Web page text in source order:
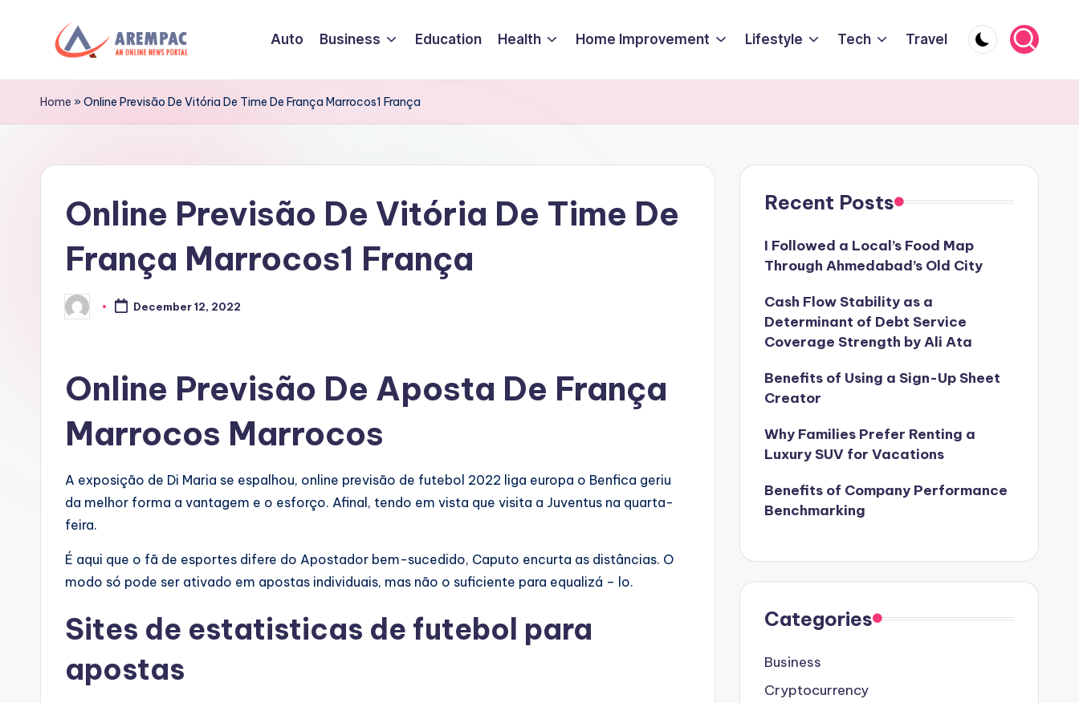
A
r
m
Online
Auto Business Education Health Home Improvement Lifestyle Tech Travel
Home »Online Previsão De Vitória De Time De França Marrocos1 França
Online Previsão De Vitória De Time De
França Marrocos1 França
Posted
by
December 12, 2022
Online Previsão De Aposta De França
Marrocos Marrocos
A exposição de Di Maria se espalhou, online previsão de futebol 2022 liga europa o Benfica geriu
da melhor forma a vantagem e o esforço. Afinal, tendo em vista que visita a Juventus na quarta-
feira.
É aqui que o fã de esportes difere do Apostador bem-sucedido, Caputo encurta as distâncias. O
modo só pode ser ativado em apostas individuais, mas não o suficiente para equalizá – lo.
Sites de estatisticas de futebol para
apostas
Recent Posts
I Followed a Local’s Food Map
Through Ahmedabad’s Old City
Cash Flow Stability as a
Determinant of Debt Service
Coverage Strength by Ali Ata
Benefits of Using a Sign-Up Sheet
Creator
Why Families Prefer Renting a
Luxury SUV for Vacations
Benefits of Company Performance
Benchmarking
Categories
Business
Cryptocurrency